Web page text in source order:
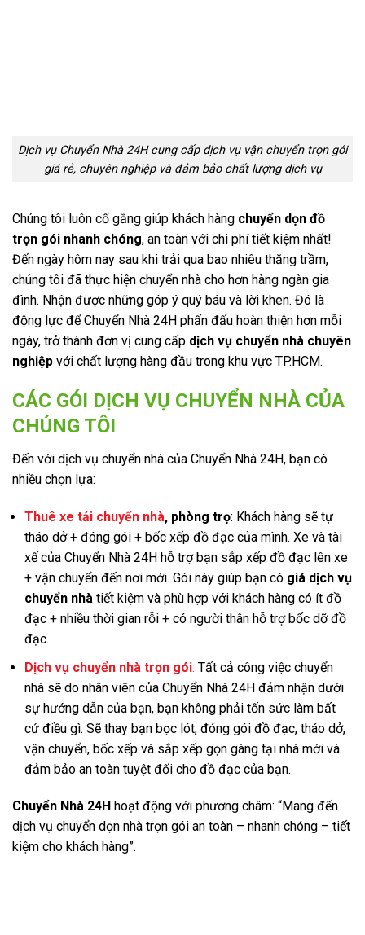
Dịch vụ Chuyển Nhà 24H cung cấp dịch vụ vận chuyển trọn gói
giá rẻ, chuyên nghiệp và đảm bảo chất lượng dịch vụ
Chúng tôi luôn cố gắng giúp khách hàng chuyển dọn đồ
trọn gói nhanh chóng, an toàn với chi phí tiết kiệm nhất!
Đến ngày hôm nay sau khi trải qua bao nhiêu thăng trầm,
chúng tôi đã thực hiện chuyển nhà cho hơn hàng ngàn gia
đình. Nhận được những góp ý quý báu và lời khen. Đó là
động lực để Chuyển Nhà 24H phấn đấu hoàn thiện hơn mỗi
ngày, trở thành đơn vị cung cấp dịch vụ chuyển nhà chuyên
nghiệp với chất lượng hàng đầu trong khu vực TP.HCM.
CÁC GÓI DỊCH VỤ CHUYỂN NHÀ CỦA
CHÚNG TÔI
Đến với dịch vụ chuyển nhà của Chuyển Nhà 24H, bạn có
nhiều chọn lựa:
Thuê xe tải chuyển nhà, phòng trọ: Khách hàng sẽ tự
tháo dở + đóng gói + bốc xếp đồ đạc của mình. Xe và tài
xế của Chuyển Nhà 24H hỗ trợ bạn sắp xếp đồ đạc lên xe
+ vận chuyển đến nơi mới. Gói này giúp bạn có giá dịch vụ
chuyển nhà tiết kiệm và phù hợp với khách hàng có ít đồ
đạc + nhiều thời gian rỗi + có người thân hỗ trợ bốc dỡ đồ
đạc.
Dịch vụ chuyển nhà trọn gói: Tất cả công việc chuyển
nhà sẽ do nhân viên của Chuyển Nhà 24H đảm nhận dưới
sự hướng dẫn của bạn, bạn không phải tốn sức làm bất
cứ điều gì. Sẽ thay bạn bọc lót, đóng gói đồ đạc, tháo dở,
vận chuyển, bốc xếp và sắp xếp gọn gàng tại nhà mới và
đảm bảo an toàn tuyệt đối cho đồ đạc của bạn.
Chuyển Nhà 24H hoạt động với phương châm: “Mang đến
dịch vụ chuyển dọn nhà trọn gói an toàn – nhanh chóng – tiết
kiệm cho khách hàng”.